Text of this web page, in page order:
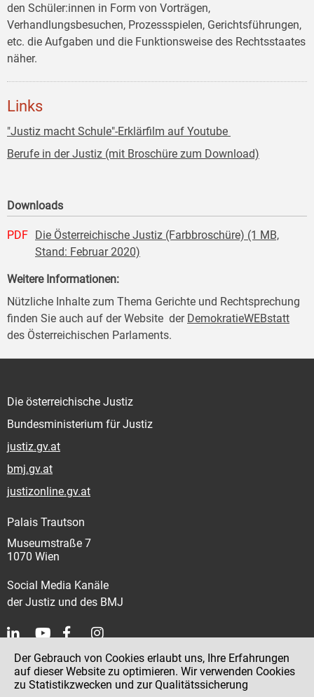
den Schüler:innen in Form von Vorträgen,
Verhandlungsbesuchen, Prozessspielen, Gerichtsführungen,
etc. die Aufgaben und die Funktionsweise des Rechtsstaates
näher.
Links
"Justiz macht Schule"-Erklärfilm auf Youtube
Berufe in der Justiz (mit Broschüre zum Download)
Downloads
PDF Die Österreichische Justiz (Farbbroschüre) (1 MB,
Stand: Februar 2020)
Weitere Informationen:
Nützliche Inhalte zum Thema Gerichte und Rechtsprechung
finden Sie auch auf der Website der DemokratieWEBstatt
des Österreichischen Parlaments.
Die österreichische Justiz
Bundesministerium für Justiz
justiz.gv.at
bmj.gv.at
justizonline.gv.at
Palais Trautson
Museumstraße 7
1070 Wien
Social Media Kanäle
der Justiz und des BMJ
Kontakt
Impressum
Der Gebrauch von Cookies erlaubt uns, Ihre Erfahrungen
auf dieser Website zu optimieren. Wir verwenden Cookies
zu Statistikzwecken und zur Qualitätssicherung